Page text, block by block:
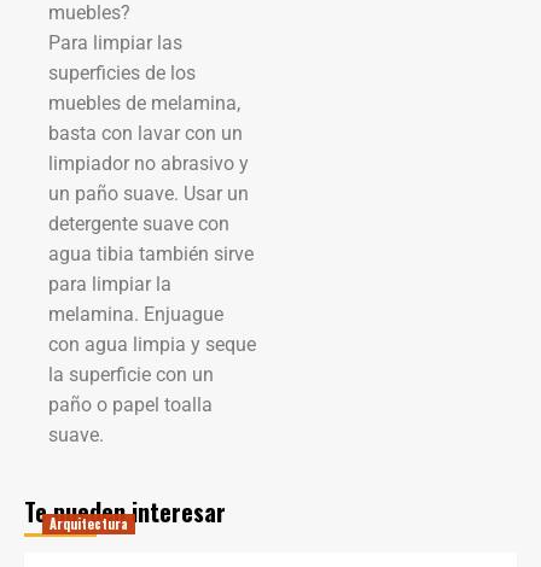
muebles?
Para limpiar las
superficies de los
muebles de melamina,
basta con lavar con un
limpiador no abrasivo y
un paño suave. Usar un
detergente suave con
agua tibia también sirve
para limpiar la
melamina. Enjuague
con agua limpia y seque
la superficie con un
paño o papel toalla
suave.
Te pueden interesar
Arquitectura